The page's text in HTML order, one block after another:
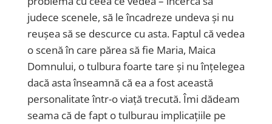
judece scenele, să le încadreze undeva și nu
reușea să se descurce cu asta. Faptul că vedea
o scenă în care părea să fie Maria, Maica
Domnului, o tulbura foarte tare și nu înțelegea
dacă asta înseamnă că ea a fost această
personalitate într-o viață trecută. Îmi dădeam
seama că de fapt o tulburau implicațiile pe